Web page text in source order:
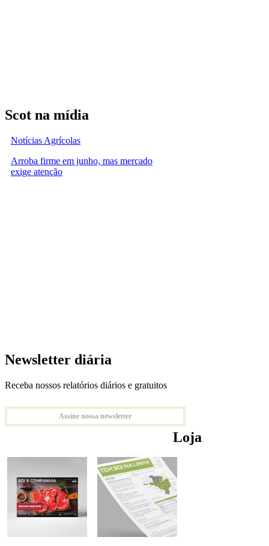
Scot na mídia
Notícias Agrícolas
Arroba firme em junho, mas mercado
exige atenção
Newsletter diária
Receba nossos relatórios diários e gratuitos
Assine nossa newsletter
Loja